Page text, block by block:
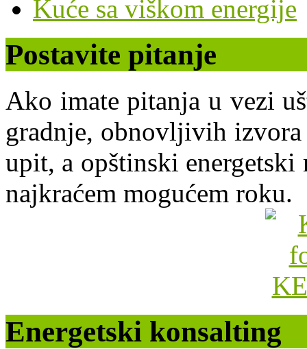
Kuće sa viškom energije
Postavite pitanje
Ako imate pitanja u vezi
gradnje, obnovljivih izvora
upit, a opštinski energetski
najkraćem mogućem roku.
Energetski konsalting